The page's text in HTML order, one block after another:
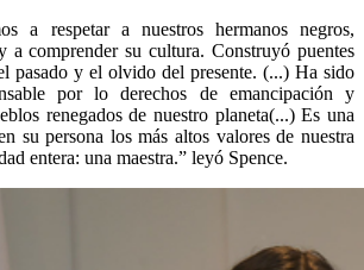
a respetar a nuestros hermanos negros,
a comprender su cultura. Construyó puentes
pasado y el olvido del presente. (...) Ha sido
por lo derechos de emancipación y
renegados de nuestro planeta(...) Es una
su persona los más altos valores de nuestra
entera: una maestra.” leyó Spence.